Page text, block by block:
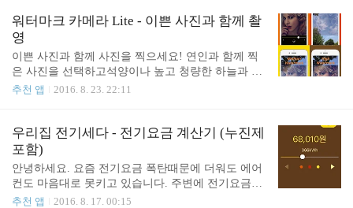
을 위에서 아래로 내린 후, 맨 아래 편집 버튼을 누르
고 이 위젯을 추가하면 됩니다.미사용시 위젯 공간
축소는 다음 업데이트때 수정해볼게요~..
나요? 그래서 이런 불편함을 해결하기 위해서 스샷 위젯을 개발하였
습니다. 이 스샷 위젯은 최근에 캡쳐한 화면을 위젯으로 확인 가능합
니다. 이용 방법은 아주 간단합니다. 1. 참고 할 정보를 스크린 샷 (홈
버튼+슬립버튼 동시 누름)한다. 2. 이 정보를 입력 할 다른 앱에서 손
으로 화면 위에서 아래로 내린다. 3. 스샷 위젯에 표시된 내용을 입
력한다. 즐기세요! P.S. 스샷 위젯..
워터마크 카메라 Lite - 이쁜 사진과 함께 촬
영
이쁜 사진과 함께 사진을 찍으세요! 연인과 함께 찍
은 사진을 선택하고석양이나 높고 청량한 하늘과 같
은 배경으로 사진을 찍어보세요. 색다른 사진을 완성
ep-your/id1145754506?l=ko&ls=1&mt=8
추천 앱 2016. 8. 23. 22:11
우리집 전기세다 - 전기요금 계산기 (누진제
포함)
안녕하세요. 요즘 전기요금 폭탄때문에 더워도 에어
컨도 마음대로 못키고 있습니다. 주변에 전기요금을
기록하고 관리하는 사람들이 많이 보이더군요. 그들
추천 앱 2016. 8. 17. 00:15